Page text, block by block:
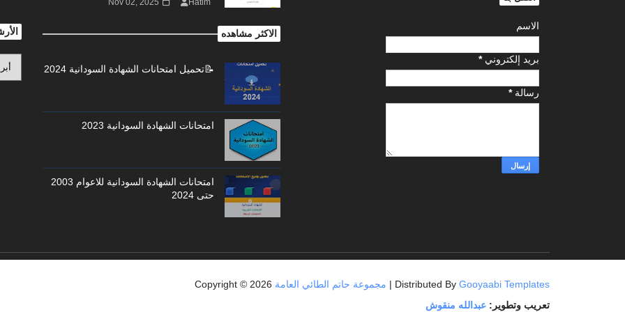
الاسم
بريد إلكتروني*
رسالة*
Hatim
Nov 02, 2025
الاكثر مشاهده
📝تحميل امتحانات الشهادة السودانية 2024
امتحانات الشهادة السودانية 2023
امتحانات الشهادة السودانية للاعوام 2003
حتى 2024
Copyright © 2026 | Distributed By Gooyaabi Templates
تعريب وتطوير: عبدالله منقوش